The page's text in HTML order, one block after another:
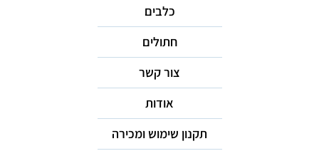
כלבים
חתולים
צור קשר
אודות
תקנון שימוש ומכירה